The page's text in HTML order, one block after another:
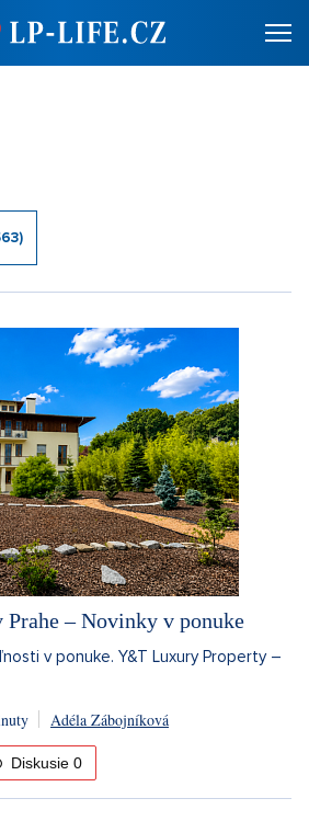
Prahe – Novinky v ponuke
v ponuke. Y&T Luxury Property –
Adéla Zábojníková
Diskusie 0